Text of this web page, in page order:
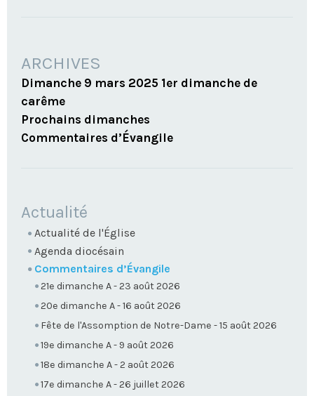
ARCHIVES
Dimanche 9 mars 2025 1er dimanche de
carême
Prochains dimanches
Commentaires d’Évangile
NAVIGATION
Actualité
Actualité de l'Église
Agenda diocésain
Commentaires d’Évangile
21e dimanche A - 23 août 2026
20e dimanche A - 16 août 2026
Fête de l'Assomption de Notre-Dame - 15 août 2026
19e dimanche A - 9 août 2026
18e dimanche A - 2 août 2026
17e dimanche A - 26 juillet 2026